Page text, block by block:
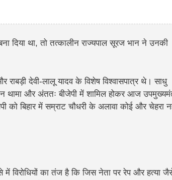
दिया था, तो तत्कालीन राज्यपाल सूरज भान ने उनकी
राबड़ी देवी-लालू यादव के विशेष विश्वासपात्र थे। साधु
थामा और अंततः बीजेपी में शामिल होकर आज
को बिहार में सम्राट चौधरी के अलावा कोई और चेहरा
में विरोधियों का तंज है कि जिस नेता पर रेप और हत्या